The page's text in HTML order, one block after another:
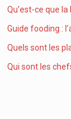
Qu’est-ce que
Guide fooding :
Quels sont les
Qui sont les